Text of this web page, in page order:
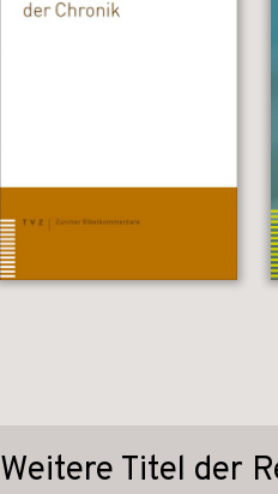
Weitere Titel der